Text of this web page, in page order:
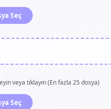
Seç
veya tıklayın (En fazla 25 dosya)
Seç